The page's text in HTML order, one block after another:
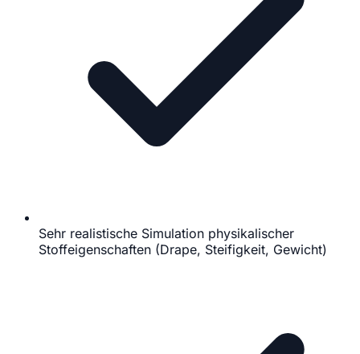
Sehr realistische Simulation physikalischer
Stoffeigenschaften (Drape, Steifigkeit, Gewicht)